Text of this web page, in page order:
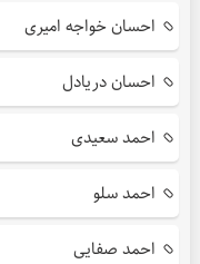
احسان خواجه امیری
احسان دریادل
احمد سعیدی
احمد سلو
احمد صفایی